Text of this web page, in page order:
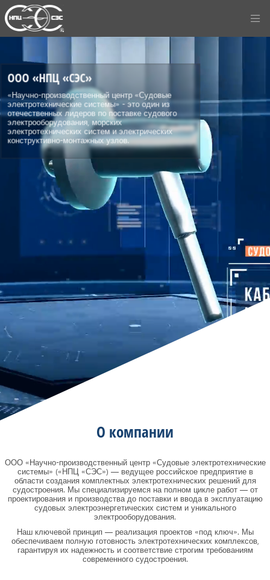
ООО «НПЦ «СЭС»
«Научно-производственный центр «Судовые
электротехнические системы» - это один из
отечественных лидеров по поставке судового
электрооборудования, морских
электротехнических систем и электрических
конструктивно-монтажных узлов.
О компании
ООО «Научно-производственный центр «Судовые электротехнические
системы» («НПЦ «СЭС») — ведущее российское предприятие в
области создания комплектных электротехнических решений для
судостроения. Мы специализируемся на полном цикле работ — от
проектирования и производства до поставки и ввода в эксплуатацию
судовых электроэнергетических систем и уникального
электрооборудования.
Наш ключевой принцип — реализация проектов «под ключ». Мы
обеспечиваем полную готовность электротехнических комплексов,
гарантируя их надежность и соответствие строгим требованиям
современного судостроения.